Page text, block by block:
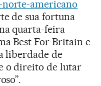
americano
de sua fortuna
quarta-feira
Best For Britain e
liberdade de
o direito de lutar